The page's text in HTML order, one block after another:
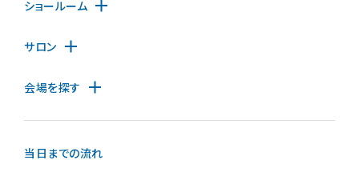
ショールーム
サロン
会場を探す
当日までの流れ